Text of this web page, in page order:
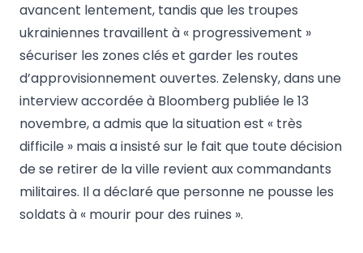
avancent lentement, tandis que les troupes
ukrainiennes travaillent à « progressivement »
sécuriser les zones clés et garder les routes
d’approvisionnement ouvertes. Zelensky, dans une
interview accordée à Bloomberg publiée le 13
novembre, a admis que la situation est « très
difficile » mais a insisté sur le fait que toute décision
de se retirer de la ville revient aux commandants
militaires. Il a déclaré que personne ne pousse les
soldats à « mourir pour des ruines ».